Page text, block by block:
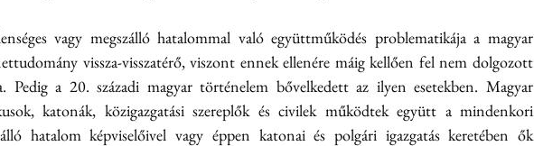
vagy megszálló hatalommal való együttműködés problematikája a magyar
vissza-visszatérő, viszont ennek ellenére máig kellően fel nem dolgozott
Pedig a 20. századi magyar történelem bővelkedett az ilyen esetekben. Magyar
katonák, közigazgatási szereplők és civilek működtek együtt a mindenkori
hatalom képviselőivel vagy éppen katonai és polgári igazgatás keretében ők